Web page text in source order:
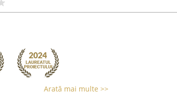
Arată mai multe >>